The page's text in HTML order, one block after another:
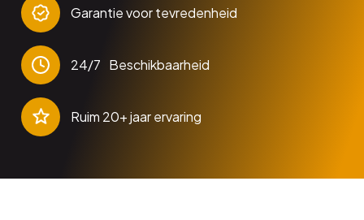
Garantie voor tevredenheid
24/7 Beschikbaarheid
Ruim 20+ jaar ervaring